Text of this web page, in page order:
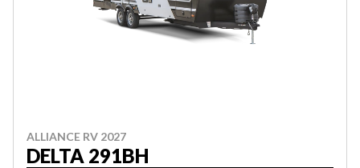
ALLIANCE RV 2027
DELTA 291BH